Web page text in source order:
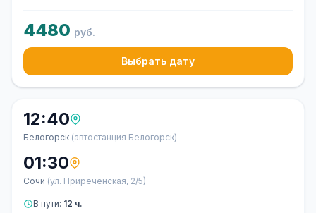
4480 руб.
Выбрать дату
12:40
Белогорск (автостанция Белогорск)
01:30
Сочи (ул. Приреченская, 2/5)
В пути: 12 ч.